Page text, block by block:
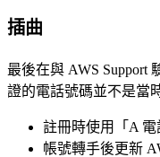
插曲
最後在與 AWS Support
證的電話號碼並不是當
註冊時使用「A 電
帳號轉手後更新